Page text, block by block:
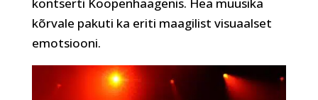
kõrvale pakuti ka eriti maagilist visuaalset
emotsiooni.